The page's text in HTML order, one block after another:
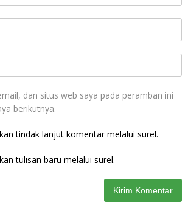
dan situs web saya pada peramban ini
berikutnya.
tindak lanjut komentar melalui surel.
tulisan baru melalui surel.